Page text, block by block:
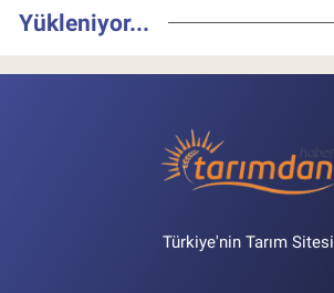
Yükleniyor...
Türkiye'nin Tarım Sitesi